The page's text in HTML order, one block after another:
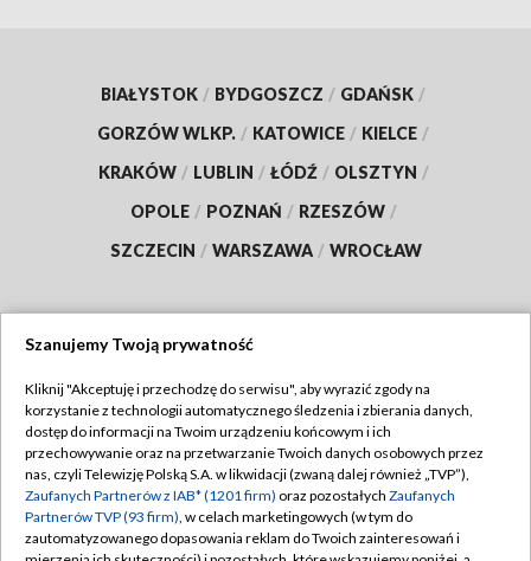
BIAŁYSTOK / BYDGOSZCZ / GDAŃSK /
GORZÓW WLKP. / KATOWICE / KIELCE /
KRAKÓW / LUBLIN / ŁÓDŹ / OLSZTYN /
OPOLE / POZNAŃ / RZESZÓW /
SZCZECIN / WARSZAWA / WROCŁAW
TVP
Abonament TVP
Emisja w TVP
Centrum informacji TVP
Regulamin TVP
Polityka prywatności
Moje zgody
Szanujemy Twoją prywatność
Kliknij "Akceptuję i przechodzę do serwisu", aby wyrazić zgody na
korzystanie z technologii automatycznego śledzenia i zbierania danych,
dostęp do informacji na Twoim urządzeniu końcowym i ich
przechowywanie oraz na przetwarzanie Twoich danych osobowych przez
nas, czyli Telewizję Polską S.A. w likwidacji (zwaną dalej również „TVP”),
Zaufanych Partnerów z IAB* (1201 firm) oraz pozostałych Zaufanych
Partnerów TVP (93 firm), w celach marketingowych (w tym do
zautomatyzowanego dopasowania reklam do Twoich zainteresowań i